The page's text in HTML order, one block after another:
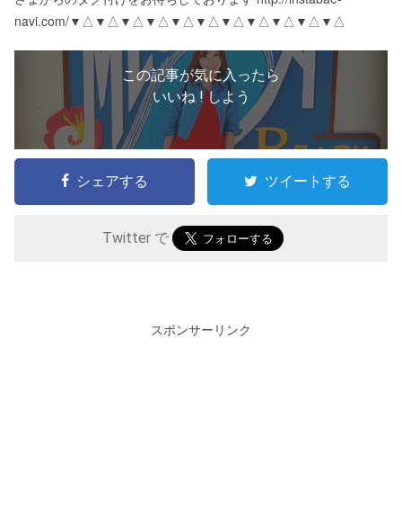
navi.com/ ▼△▼△▼△▼△▼△▼△▼△▼△▼△▼△▼△
この記事が気に入ったら
いいね ! しよう
シェアする ツイートする
Twitter で
スポンサーリンク